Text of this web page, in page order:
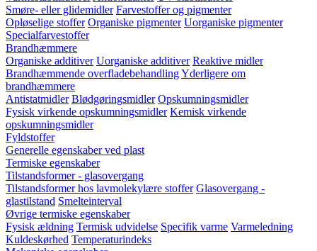
Smøre- eller glidemidler Farvestoffer og pigmenter
Opløselige stoffer Organiske pigmenter Uorganiske pigmenter
Specialfarvestoffer
Brandhæmmere
Organiske additiver Uorganiske additiver Reaktive midler
Brandhæmmende overfladebehandlingYderligere om
brandhæmmere
Antistatmidler Blødgøringsmidler Opskumningsmidler
Fysisk virkende opskumningsmidler Kemisk virkende
opskumningsmidler
Fyldstoffer
Generelle egenskaber ved plast
Termiske egenskaber
Tilstandsformer - glasovergang
Tilstandsformer hos lavmolekylære stoffer Glasovergang -
glastilstand Smelteinterval
Øvrige termiske egenskaber
Fysisk ældning Termisk udvidelse Specifik varme Varmeledning
Kuldeskørhed Temperaturindeks